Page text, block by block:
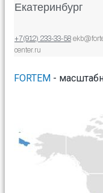
Екатеринбург
+7(912) 233-33-58
center.ru
FORTEM -